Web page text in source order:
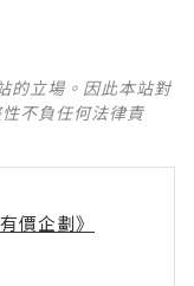
的立場。因此本站對
不負任何法律責
價企劃》